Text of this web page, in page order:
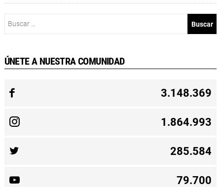
ÚNETE A NUESTRA COMUNIDAD
3.148.369
1.864.993
285.584
79.700